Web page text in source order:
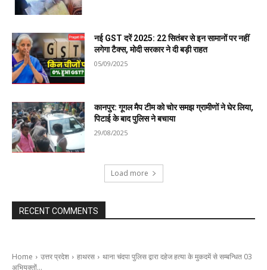
नई GST दरें 2025: 22 सितंबर से इन सामानों पर नहीं
लगेगा टैक्स, मोदी सरकार ने दी बड़ी राहत
05/09/2025
कानपुर: गूगल मैप टीम को चोर समझ ग्रामीणों ने घेर लिया,
पिटाई के बाद पुलिस ने बचाया
29/08/2025
Load more
RECENT COMMENTS